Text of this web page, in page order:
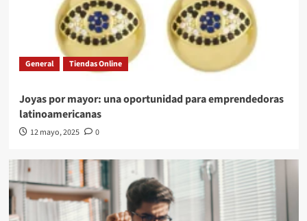
General Tiendas Online
Joyas por mayor: una oportunidad para emprendedoras
latinoamericanas
12 mayo, 2025 0